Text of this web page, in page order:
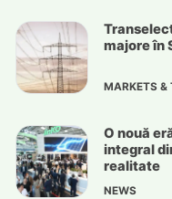
majore în
MARKETS &
O nouă
integral
realitate
NEWS